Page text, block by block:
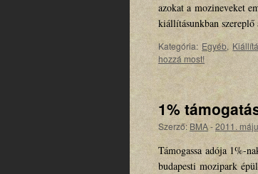
azokat a mozineveket
kiállításunkban
Kategória: Egyéb,
hozzá most!
1%
Szerző: BMA-2011.
Támogassa adója 1%-
budapesti mozipark